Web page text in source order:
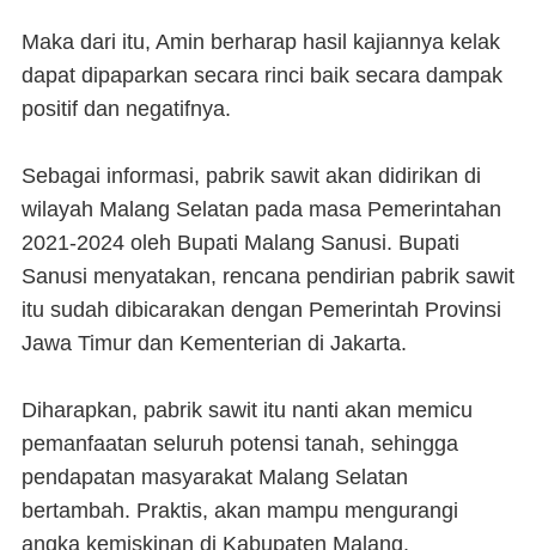
Maka dari itu, Amin berharap hasil kajiannya kelak
dapat dipaparkan secara rinci baik secara dampak
positif dan negatifnya.
Sebagai informasi, pabrik sawit akan didirikan di
wilayah Malang Selatan pada masa Pemerintahan
2021-2024 oleh Bupati Malang Sanusi. Bupati
Sanusi menyatakan, rencana pendirian pabrik sawit
itu sudah dibicarakan dengan Pemerintah Provinsi
Jawa Timur dan Kementerian di Jakarta.
Diharapkan, pabrik sawit itu nanti akan memicu
pemanfaatan seluruh potensi tanah, sehingga
pendapatan masyarakat Malang Selatan
bertambah. Praktis, akan mampu mengurangi
angka kemiskinan di Kabupaten Malang.